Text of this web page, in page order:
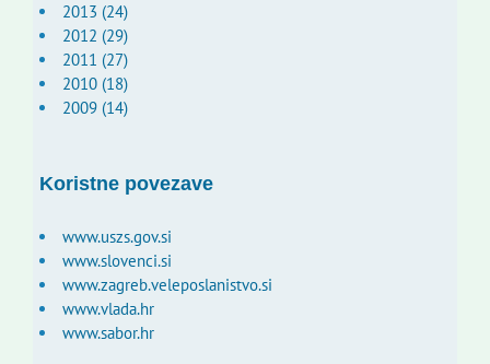
2013 (24)
2012 (29)
2011 (27)
2010 (18)
2009 (14)
Koristne povezave
www.uszs.gov.si
www.slovenci.si
www.zagreb.veleposlanistvo.si
www.vlada.hr
www.sabor.hr